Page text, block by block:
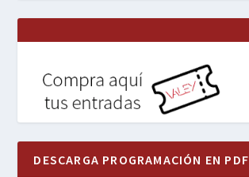
DESCARGA PROGRAMACIÓN EN PDF